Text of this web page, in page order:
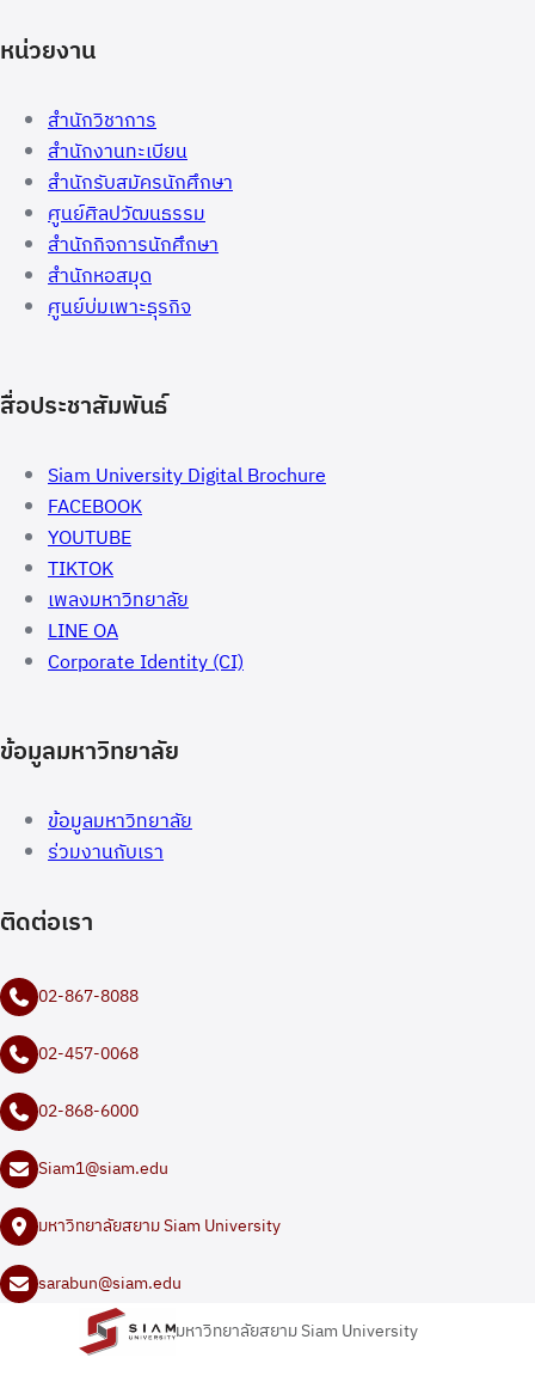
หน่วยงาน
สำนักวิชาการ
สำนักงานทะเบียน
สำนักรับสมัครนักศึกษา
ศูนย์ศิลปวัฒนธรรม
สำนักกิจการนักศึกษา
สำนักหอสมุด
ศูนย์บ่มเพาะธุรกิจ
สื่อประชาสัมพันธ์
Siam University Digital Brochure
FACEBOOK
YOUTUBE
TIKTOK
เพลงมหาวิทยาลัย
LINE OA
Corporate Identity (CI)
ข้อมูลมหาวิทยาลัย
ข้อมูลมหาวิทยาลัย
ร่วมงานกับเรา
ติดต่อเรา
02-867-8088
02-457-0068
02-868-6000
Siam1@siam.edu
มหาวิทยาลัยสยาม Siam University
sarabun@siam.edu
มหาวิทยาลัยสยาม Siam University